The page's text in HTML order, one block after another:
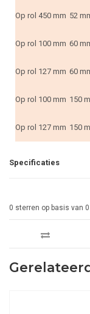
Op rol 450 mm 52
Op rol 100 mm 60
Op rol 127 mm 60
Op rol 100 mm 150
Op rol 127 mm 150
Specificaties
0 sterren op basis van 0